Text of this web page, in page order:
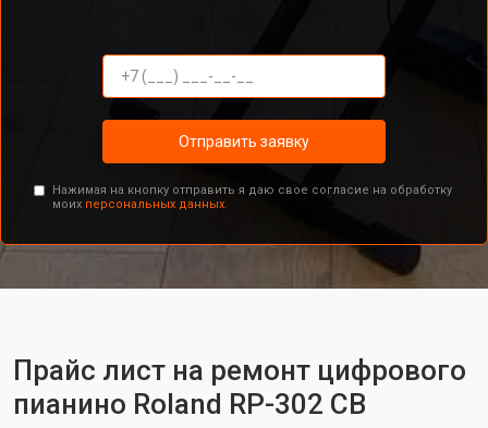
Отправить заявку
Нажимая на кнопку отправить я даю свое согласие на обработку
моих персональных данных.
Прайс лист на ремонт цифрового
пианино Roland RP-302 CB